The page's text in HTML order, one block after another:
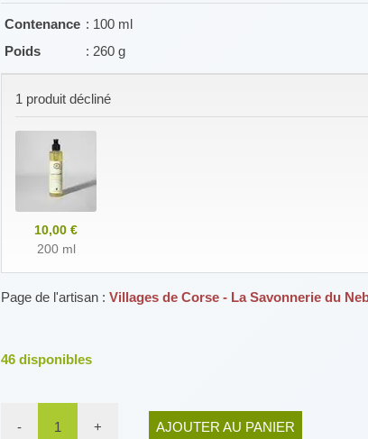
Contenance : 100 ml
Poids
: 260 g
1 produit décliné
10,00 €
200 ml
Page de l'artisan : Villages de Corse - La Savonnerie du
46 disponibles
- 1 + AJOUTER AU PANIER